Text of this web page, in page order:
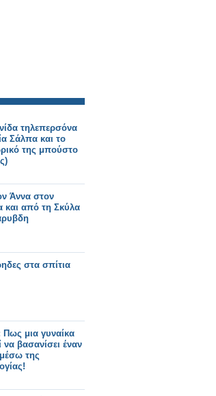
τηλεπερσόνα
Σάλπα και το
της μπούστο
Άννα στον
και από τη Σκύλα
στα σπίτια
Πως μια γυναίκα
να βασανίσει έναν
της